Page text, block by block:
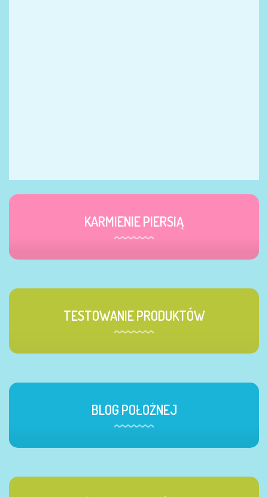
KARMIENIE PIERSIĄ
TESTOWANIE PRODUKTÓW
BLOG POŁOŻNEJ